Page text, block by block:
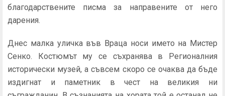
благодарствените писма за направените от него
дарения.
Днес малка уличка във Враца носи името на Мистер
Сенко. Костюмът му се съхранява в Регионалния
исторически музей, а съвсем скоро се очаква да бъде
издигнат и паметник в чест на великия ни